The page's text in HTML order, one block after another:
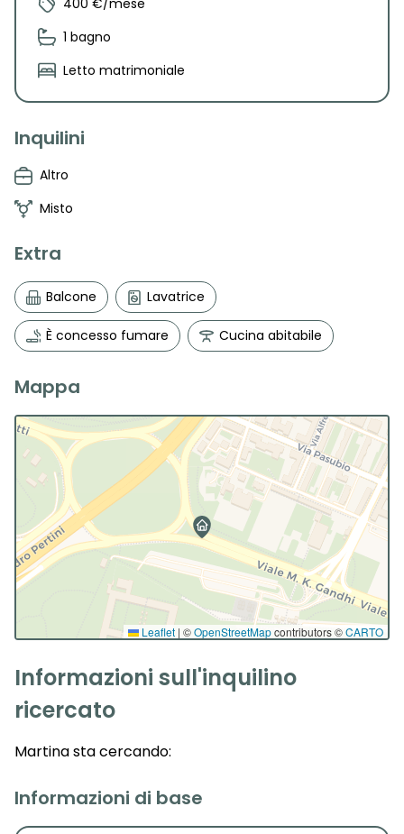
1 bagno
Letto matrimoniale
Inquilini
Altro
Misto
Extra
Balcone Lavatrice
È concesso fumare Cucina abitabile
Mappa
Leaflet | ©OpenStreetMapcontributors ©CARTO
Informazioni sull'inquilino
ricercato
Martinasta cercando:
Informazioni di base